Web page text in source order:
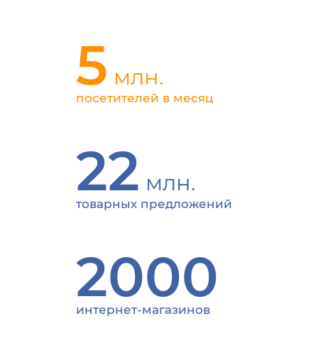
5 млн.
посетителей в месяц
22 млн.
товарных предложений
2000
интернет-магазинов